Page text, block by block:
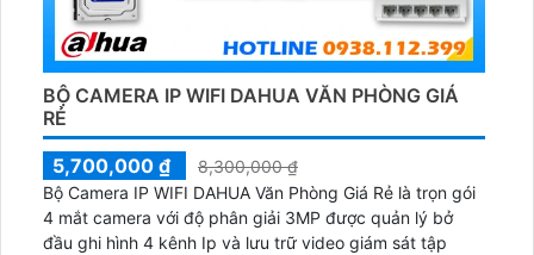
BỘ CAMERA IP WIFI DAHUA VĂN PHÒNG GIÁ
RẺ
5,700,000 ₫
8,300,000 ₫
Bộ Camera IP WIFI DAHUA Văn Phòng Giá Rẻ là trọn gói
4 mắt camera với độ phân giải 3MP được quản lý bở
đầu ghi hình 4 kênh Ip và lưu trữ video giám sát tập